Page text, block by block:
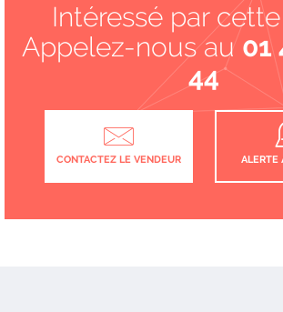
Intéressé par
Appelez-nous au01
44
CONTACTEZ LE VENDEUR ALERTE